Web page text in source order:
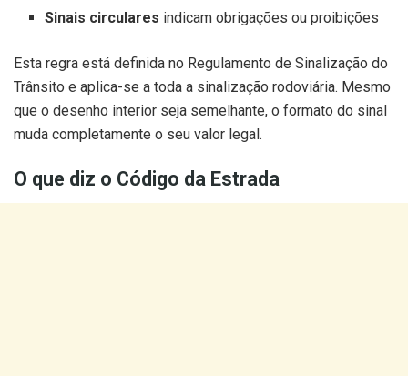
Sinais circulares indicam obrigações ou proibições
Esta regra está definida no Regulamento de Sinalização do
Trânsito e aplica-se a toda a sinalização rodoviária. Mesmo
que o desenho interior seja semelhante, o formato do sinal
muda completamente o seu valor legal.
O que diz o Código da Estrada